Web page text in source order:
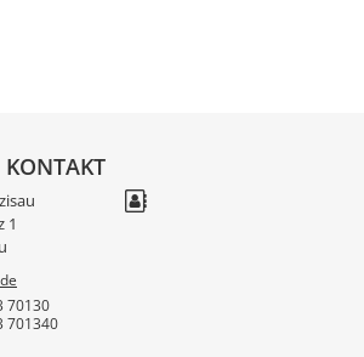
KONTAKT
1
70130
701340